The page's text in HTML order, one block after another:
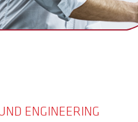
ENGINEERING